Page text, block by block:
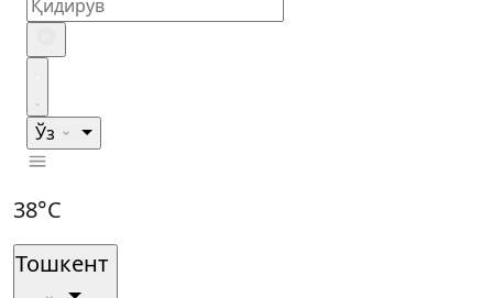
Ўз
38°C
Тошкент